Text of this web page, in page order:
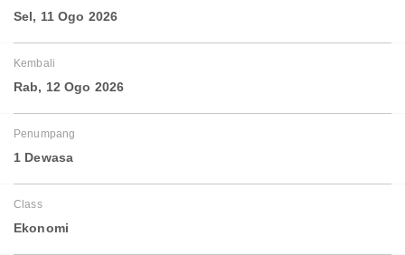
Sel, 11 Ogo 2026
Kembali
Rab, 12 Ogo 2026
Penumpang
1 Dewasa
Class
Ekonomi